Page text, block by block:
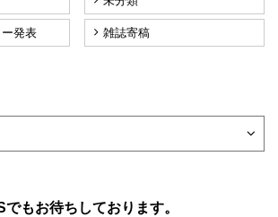
発表 雑誌寄稿
でもお待ちしております。